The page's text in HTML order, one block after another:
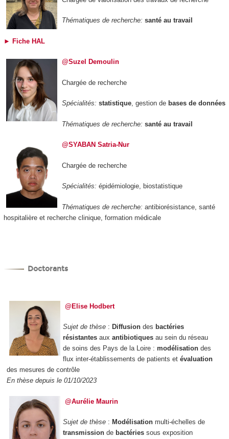
Thématiques de recherche: santé au travail
► Fiche HAL
@Suzel Demoulin
Chargée de recherche
Spécialités: statistique, gestion de bases de données
Thématiques de recherche: santé au travail
@SYABAN Satria-Nur
Chargée de recherche
Spécialités: épidémiologie, biostatistique
Thématiques de recherche: antibiorésistance, santé
hospitalière et recherche clinique, formation médicale
Doctorants
@Elise Hodbert
Sujet de thèse : Diffusion des bactéries
résistantes aux antibiotiques au sein du réseau
de soins des Pays de la Loire : modélisation des
flux inter-établissements de patients et évaluation
des mesures de contrôle
En thèse depuis le 01/10/2023
@Aurélie Maurin
Sujet de thèse : Modélisation multi-échelles de
transmission de bactéries sous exposition